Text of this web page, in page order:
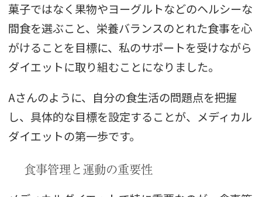
菓子ではなく果物やヨーグルトなどのヘルシーな
間食を選ぶこと、栄養バランスのとれた食事を心
がけることを目標に、私のサポートを受けながら
ダイエットに取り組むことになりました。
Aさんのように、自分の食生活の問題点を把握
し、具体的な目標を設定することが、メディカル
ダイエットの第一歩です。
食事管理と運動の重要性